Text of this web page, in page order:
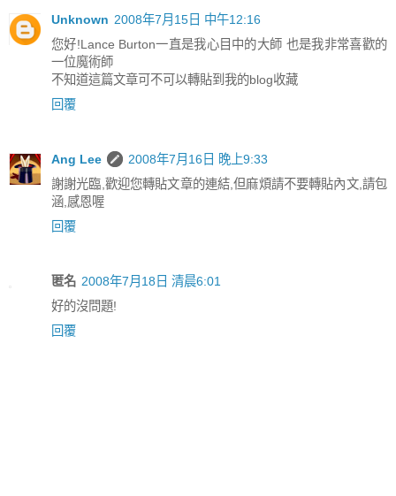
Unknown 2008年7月15日 中午12:16
您好!Lance Burton一直是我心目中的大師 也是我非常喜歡的
一位魔術師
不知道這篇文章可不可以轉貼到我的blog收藏
回覆
Ang Lee
2008年7月16日 晚上9:33
謝謝光臨,歡迎您轉貼文章的連結,但麻煩請不要轉貼內文,請包
涵,感恩喔
回覆
匿名 2008年7月18日 清晨6:01
好的沒問題!
回覆